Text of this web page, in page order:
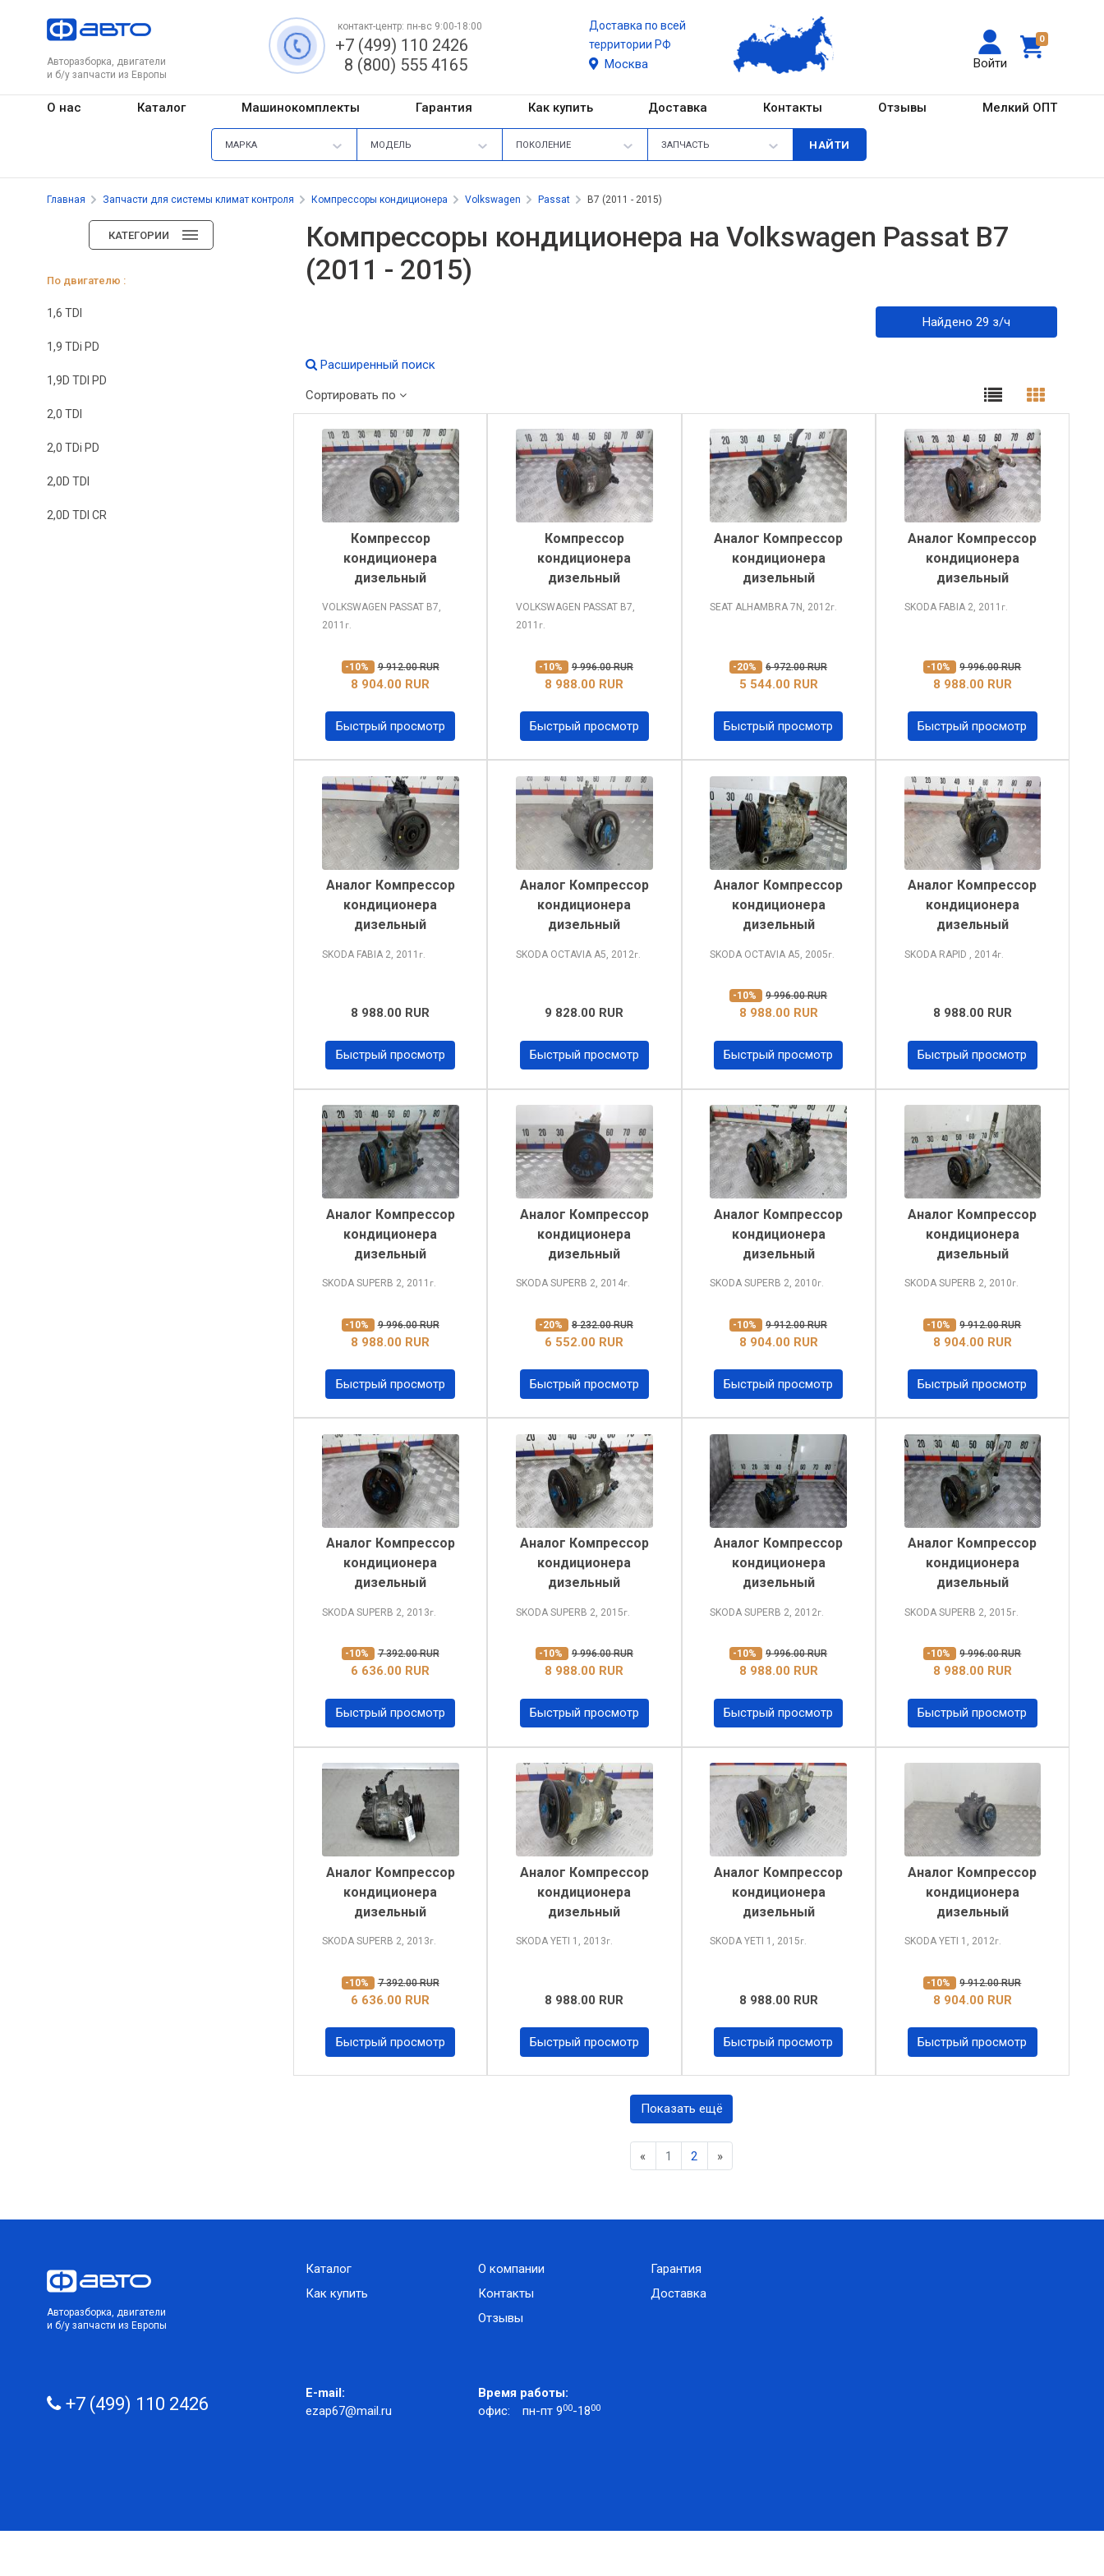
Авторазборка, двигатели
и б/у запчасти из Европы
0
Войти
контакт-центр: пн-вс 9:00-18:00
+7 (499) 110 2426
8 (800) 555 4165
Доставка по всей
территории РФ
Москва
О нас Каталог Машинокомплекты Гарантия Как купить Доставка Контакты Отзывы Мелкий ОПТ
МАРКА МОДЕЛЬ ПОКОЛЕНИЕ ЗАПЧАСТЬ
Главная Запчасти для системы климат контроля Компрессоры кондиционера Volkswagen Passat B7 (2011 - 2015)
КАТЕГОРИИ
По двигателю :
1,6 TDI
1,9 TDi PD
1,9D TDI PD
2,0 TDI
2,0 TDi PD
2,0D TDI
2,0D TDI CR
Компрессоры кондиционера на Volkswagen Passat B7
(2011 - 2015)
Найдено 29 з/ч
Расширенный поиск
Сортировать по
Компрессор
кондиционера
дизельный
VOLKSWAGEN PASSAT B7,
2011 г.
-10% 9 912.00 RUR
8 904.00 RUR
Быстрый просмотр
Компрессор
кондиционера
дизельный
VOLKSWAGEN PASSAT B7,
2011 г.
-10% 9 996.00 RUR
8 988.00 RUR
Быстрый просмотр
Аналог Компрессор
кондиционера
дизельный
SEAT ALHAMBRA7N, 2012г.
-20% 6 972.00 RUR
5 544.00 RUR
Быстрый просмотр
Аналог Компрессор
кондиционера
дизельный
SKODA FABIA 2, 2011 г.
-10% 9 996.00 RUR
8 988.00 RUR
Быстрый просмотр
Аналог Компрессор
кондиционера
дизельный
SKODA FABIA 2, 2011 г.
8 988.00 RUR
Быстрый просмотр
Аналог Компрессор
кондиционера
дизельный
SKODA OCTAVIA A5, 2012г.
9 828.00 RUR
Быстрый просмотр
Аналог Компрессор
кондиционера
дизельный
SKODA OCTAVIA A5, 2005г.
-10% 9 996.00 RUR
8 988.00 RUR
Быстрый просмотр
Аналог Компрессор
кондиционера
дизельный
SKODA RAPID , 2014г.
8 988.00 RUR
Быстрый просмотр
Аналог Компрессор
кондиционера
дизельный
SKODA SUPERB 2, 2011 г.
-10% 9 996.00 RUR
8 988.00 RUR
Быстрый просмотр
Аналог Компрессор
кондиционера
дизельный
SKODA SUPERB 2, 2014г.
-20% 8 232.00 RUR
6 552.00 RUR
Быстрый просмотр
Аналог Компрессор
кондиционера
дизельный
SKODA SUPERB 2, 2010г.
-10% 9 912.00 RUR
8 904.00 RUR
Быстрый просмотр
Аналог Компрессор
кондиционера
дизельный
SKODA SUPERB 2, 2010г.
-10% 9 912.00 RUR
8 904.00 RUR
Быстрый просмотр
Аналог Компрессор
кондиционера
дизельный
SKODA SUPERB 2, 2013г.
-10% 7 392.00 RUR
6 636.00 RUR
Быстрый просмотр
Аналог Компрессор
кондиционера
дизельный
SKODA SUPERB 2, 2015г.
-10% 9 996.00 RUR
8 988.00 RUR
Быстрый просмотр
Аналог Компрессор
кондиционера
дизельный
SKODA SUPERB 2, 2012г.
-10% 9 996.00 RUR
8 988.00 RUR
Быстрый просмотр
Аналог Компрессор
кондиционера
дизельный
SKODA SUPERB 2, 2015г.
-10% 9 996.00 RUR
8 988.00 RUR
Быстрый просмотр
Аналог Компрессор
кондиционера
дизельный
SKODA SUPERB 2, 2013г.
-10% 7 392.00 RUR
6 636.00 RUR
Быстрый просмотр
Аналог Компрессор
кондиционера
дизельный
SKODA YETI 1, 2013г.
8 988.00 RUR
Быстрый просмотр
Аналог Компрессор
кондиционера
дизельный
SKODA YETI 1, 2015г.
8 988.00 RUR
Быстрый просмотр
Аналог Компрессор
кондиционера
дизельный
SKODA YETI 1, 2012г.
-10% 9 912.00 RUR
8 904.00 RUR
Быстрый просмотр
Показать ещё
« Previous
1 2 »Next
Авторазборка, двигатели
и б/у запчасти из Европы
Каталог
Как купить
О компании
Контакты
Отзывы
Гарантия
Доставка
+7 (499) 110 2426
E-mail:
ezap67@mail.ru
Время работы:
офис:
пн-пт 900-1800